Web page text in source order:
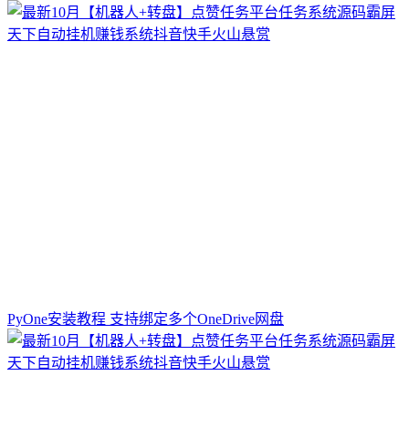
PyOne安装教程 支持绑定多个OneDrive网盘